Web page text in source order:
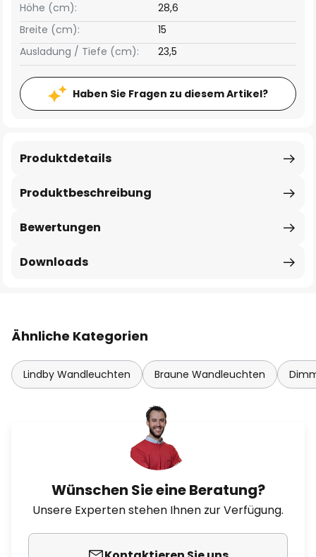
Breite (cm): 15
Höhe (cm): 28,6
Ausladung / Tiefe (cm): 23,5
Haben Sie Fragen zu diesem Artikel?
Produktbeschreibung
Produktdetails
Bewertungen
Downloads
Ähnliche Kategorien
Lindby Wandleuchten Braune Wandleuchten
Wünschen Sie eine Beratung?
Unsere Experten stehen Ihnen zur Verfügung.